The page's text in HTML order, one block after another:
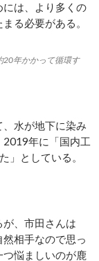
には、より多くの
る必要がある。
20年かかって循環す
水が地下に染み
2019年に「国内工
」としている。
、市田さんは
然相手なので思っ
悩ましいのが鹿